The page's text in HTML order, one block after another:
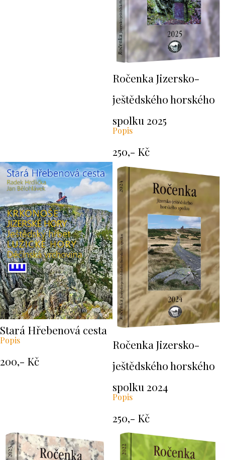
Ročenka Jizersko-
ještědského horského
spolku 2025
Popis
250,- Kč
Stará Hřebenová cesta
Popis
200,- Kč
Ročenka Jizersko-
ještědského horského
spolku 2024
Popis
250,- Kč